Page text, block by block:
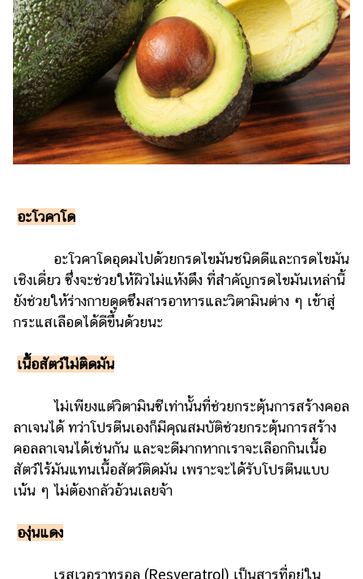
อะโวคาโด
อะโวคาโดอุดมไปด้วยกรดไขมันชนิดดีและกรดไขมัน
เชิงเดี่ยว ซึ่งจะช่วยให้ผิวไม่แห้งตึง ที่สำคัญกรดไขมันเหล่านี้
ยังช่วยให้ร่างกายดูดซึมสารอาหารและวิตามินต่าง ๆ เข้าสู่
กระแสเลือดได้ดีขึ้นด้วยนะ
เนื้อสัตว์ไม่ติดมัน
ไม่เพียงแต่วิตามินซีเท่านั้นที่ช่วยกระตุ้นการสร้างคอล
ลาเจนได้ ทว่าโปรตีนเองก็มีคุณสมบัติช่วยกระตุ้นการสร้าง
คอลลาเจนได้เช่นกัน และจะดีมากหากเราจะเลือกกินเนื้อ
สัตว์ไร้มันแทนเนื้อสัตว์ติดมัน เพราะจะได้รับโปรตีนแบบ
เน้น ๆ ไม่ต้องกลัวอ้วนเลยจ้า
องุ่นแดง
เรสเวอราทรอล (Resveratrol) เป็นสารที่อยู่ใน